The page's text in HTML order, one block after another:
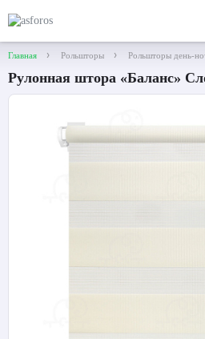
Главная Рольшторы Рольшторы день-
Рулонная штора «Баланс»